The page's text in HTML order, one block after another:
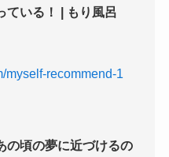
ている！ | もり風呂
myself-recommend-1
の頃の夢に近づけるの